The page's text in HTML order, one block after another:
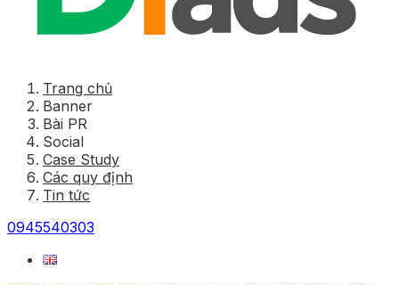
Trang chủ
Banner
Bài PR
Social
Case Study
Các quy định
Tin tức
0945540303